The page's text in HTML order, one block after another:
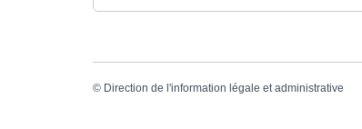
© Direction de l'information légale et administrative